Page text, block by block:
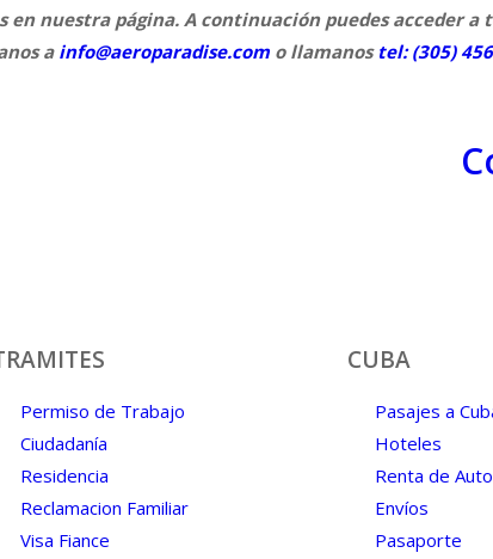
nuestra página. A continuación puedes acceder a
a info@aeroparadise.com o llamanos tel: (305)
Permiso de Trabajo
Ciudadanía
Residencia
Reclamacion Familiar
Visa Fiance
CUBA
Pasajes a
Hoteles
Renta de
Envíos
Pasaporte